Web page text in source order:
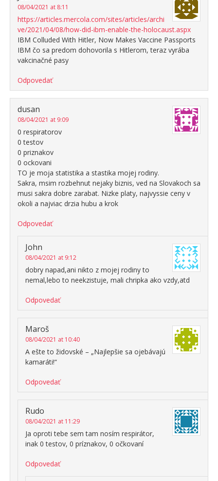
08/04/2021 at 8:11
https://articles.mercola.com/sites/articles/archi
ve/2021/04/08/how-did-ibm-enable-the-holocaust.aspx
IBM Colluded With Hitler, Now Makes Vaccine Passports
IBM čo sa predom dohovorila s Hitlerom, teraz vyrába
vakcinačné pasy
Odpovedať
dusan
08/04/2021 at 9:09
0 respiratorov
0 testov
0 priznakov
0 ockovani
TO je moja statistika a stastika mojej rodiny.
Sakra, msim rozbehnut nejaky biznis, ved na Slovakoch sa
musi sakra dobre zarabat. Nizke platy, najvyssie ceny v
okoli a najviac drzia hubu a krok
Odpovedať
John
08/04/2021 at 9:12
dobry napad,ani nikto z mojej rodiny to
nemal,lebo to neekzistuje, mali chripka ako vzdy,atd
Odpovedať
Maroš
08/04/2021 at 10:40
A ešte to židovské – „Najlepšie sa ojebávajú
kamaráti!“
Odpovedať
Rudo
08/04/2021 at 11:29
Ja oproti tebe sem tam nosím respirátor,
inak 0 testov, 0 príznakov, 0 očkovaní
Odpovedať